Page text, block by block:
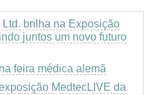
brilha na Exposição
juntos um novo futuro
feira médica alemã
MedtecLIVE da